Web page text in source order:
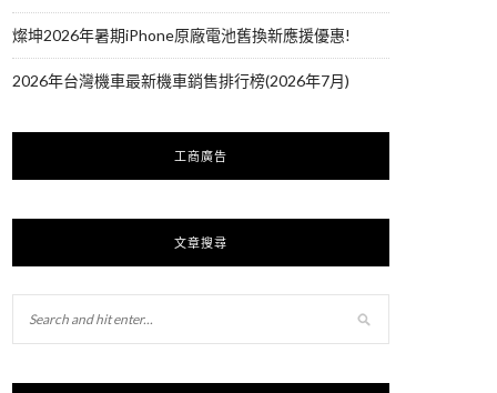
燦坤2026年暑期iPhone原廠電池舊換新應援優惠!
2026年台灣機車最新機車銷售排行榜(2026年7月)
工商廣告
文章搜尋